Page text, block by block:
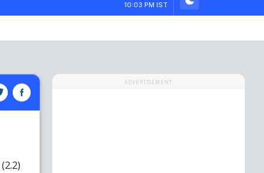
10:03 PM IST
(2.2)
ADVERTISEMENT